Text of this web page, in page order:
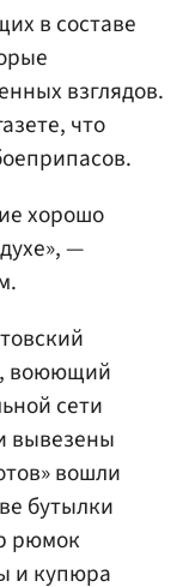
в составе
взглядов.
что
хорошо
—
воюющий
сети
вывезены
вошли
бутылки
рюмок
и купюра